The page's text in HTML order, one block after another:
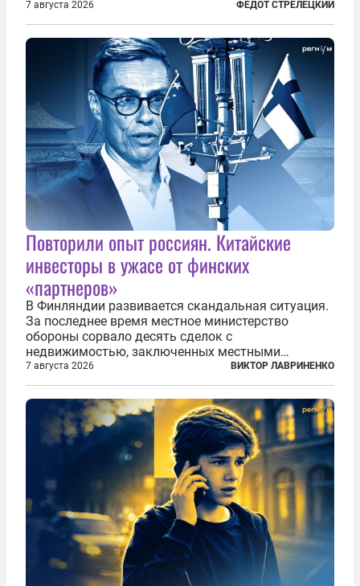
правительства Литвы Миндаугас Синкявичюс
предложил исключить его тексты из программ
общего образования. Мотивировал он это тем,
7 августа 2026 ФЕДОТ СТРЕЛЕЦКИЙ
Повторили опыт россиян. Китайские
инвесторы в ужасе от финских
«партнеров»
В Финляндии развивается скандальная ситуация.
За последнее время местное министерство
обороны сорвало десять сделок с
недвижимостью, заключенных местными
фирмами с китайским капиталом. Чиновники
заявили, что они могли заключаться с целью
создания в Финляндии шпионской сети, чтобы
следить за...
7 августа 2026 ВИКТОР ЛАВРИНЕНКО